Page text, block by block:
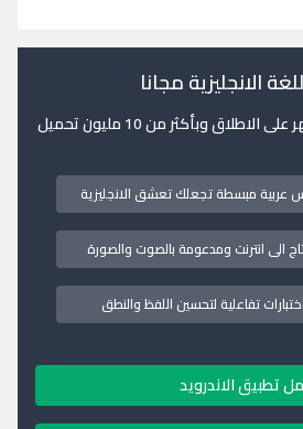
الانجليزية مجانا
وبأكثر من 10 مليون تحميل
عربية مبسطة تجعلك تعشق الانجليزية
الى انترنت ومدعومة بالصوت والصورة
تطبيق الاندرويد